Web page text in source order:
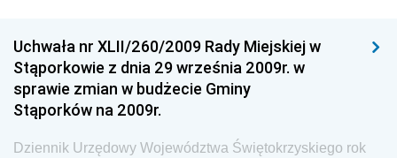
Dziennik Urzędowy Ministra Spraw Zagranicznych
Dziennik Urzędowy Centralnego Biura
Antykorupcyjnego
Wewnętrznego
Uchwała nr XLII/260/2009 Rady Miejskiej w
Stąporkowie z dnia 29 września 2009r. w
sprawie zmian w budżecie Gminy
Stąporków na 2009r.
Dziennik Urzędowy Województwa Świętokrzyskiego rok